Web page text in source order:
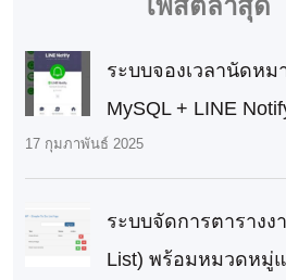
โพสต์ล่าสุด
ระบบจองเวลานัดหม
MySQL + LINE
17 กุมภาพันธ์ 2025
ระบบจัดการตารางง
List) พร้อมหมวดหมู่